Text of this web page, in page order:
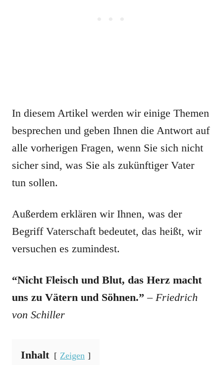
In diesem Artikel werden wir einige Themen
besprechen und geben Ihnen die Antwort auf
alle vorherigen Fragen, wenn Sie sich nicht
sicher sind, was Sie als zukünftiger Vater
tun sollen.
Außerdem erklären wir Ihnen, was der
Begriff Vaterschaft bedeutet, das heißt, wir
versuchen es zumindest.
“Nicht Fleisch und Blut, das Herz macht
uns zu Vätern und Söhnen.”– Friedrich
von Schiller
Inhalt Zeigen